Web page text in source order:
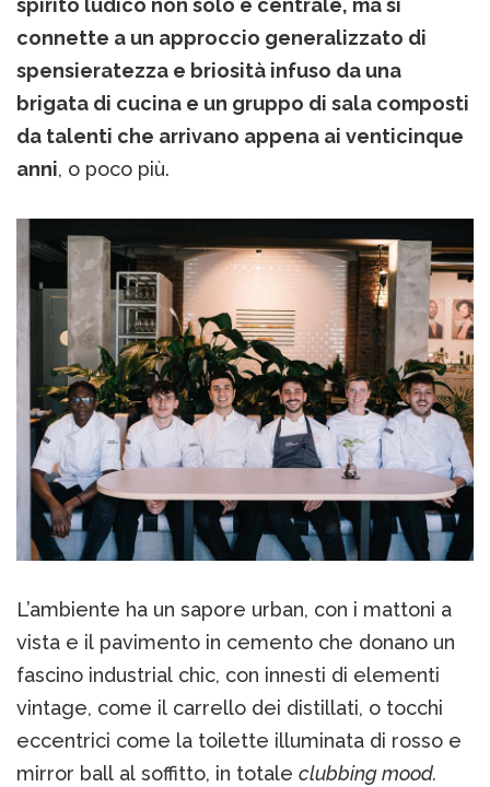
spirito ludico non solo è centrale, ma si
connette a un approccio generalizzato di
spensieratezza e briosità infuso da una
brigata di cucina e un gruppo di sala composti
da talenti che arrivano appena ai venticinque
anni, o poco più.
L’ambiente ha un sapore urban, con i mattoni a
vista e il pavimento in cemento che donano un
fascino industrial chic, con innesti di elementi
vintage, come il carrello dei distillati, o tocchi
eccentrici come la toilette illuminata di rosso e
mirror ball al soffitto, in totale clubbing mood.